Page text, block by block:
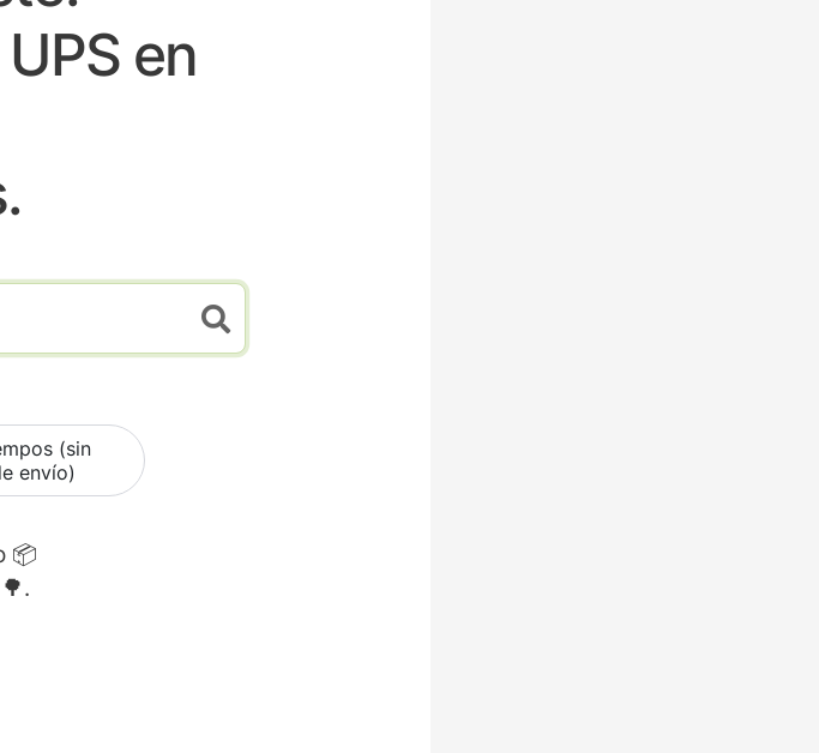
en
(sin
envío)
📦